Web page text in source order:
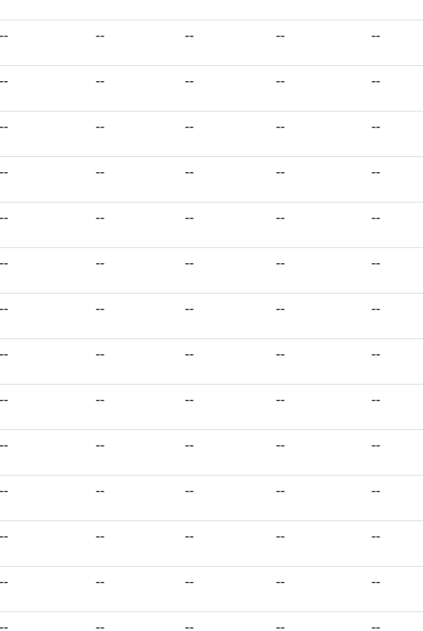
-- -- -- -- --
-- -- -- -- --
-- -- -- -- --
-- -- -- -- --
-- -- -- -- --
-- -- -- -- --
-- -- -- -- --
-- -- -- -- --
-- -- -- -- --
-- -- -- -- --
-- -- -- -- --
-- -- -- -- --
-- -- -- -- --
-- -- -- -- --